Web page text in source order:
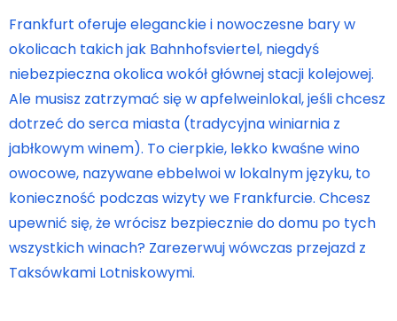
Frankfurt oferuje eleganckie i nowoczesne bary w
okolicach takich jak Bahnhofsviertel, niegdyś
niebezpieczna okolica wokół głównej stacji kolejowej.
Ale musisz zatrzymać się w apfelweinlokal, jeśli chcesz
dotrzeć do serca miasta (tradycyjna winiarnia z
jabłkowym winem). To cierpkie, lekko kwaśne wino
owocowe, nazywane ebbelwoi w lokalnym języku, to
konieczność podczas wizyty we Frankfurcie. Chcesz
upewnić się, że wrócisz bezpiecznie do domu po tych
wszystkich winach? Zarezerwuj wówczas przejazd z
Taksówkami Lotniskowymi.